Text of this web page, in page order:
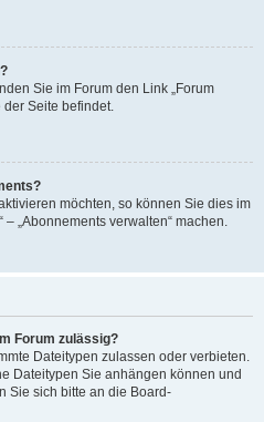
Sie im Forum den Link „Forum
der Seite befindet.
möchten, so können Sie dies im
„Abonnements verwalten“ machen.
Forum zulässig?
Dateitypen zulassen oder verbieten.
Dateitypen Sie anhängen können und
Sie sich bitte an die Board-